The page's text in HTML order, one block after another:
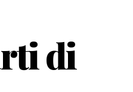
di